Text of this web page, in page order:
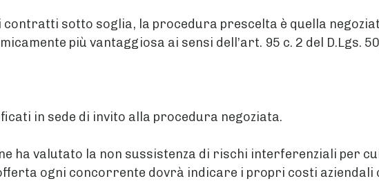
contratti sotto soglia, la procedura prescelta è quella
più vantaggiosa ai sensi dell’art. 95 c. 2 del D.Lgs.
in sede di invito alla procedura negoziata.
ha valutato la non sussistenza di rischi interferenziali per
ogni concorrente dovrà indicare i propri costi aziendali